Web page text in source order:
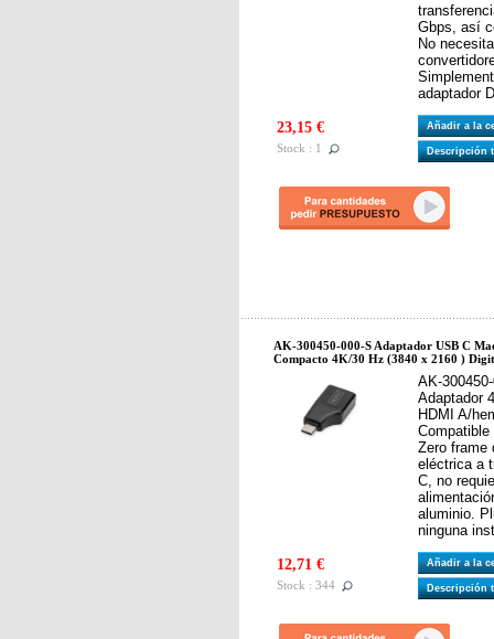
Gbps, así
No
adaptador
23,15 €
Stock : 1
Añadir a la
Descripción
AK-300450-000-S Adaptador USB C
Compacto 4K/30 Hz (3840 x 2160 )
AK-
Adaptador
HDMI A/
Zero frame
eléctrica a
C, no
aluminio.
ninguna
12,71 €
Stock : 344
Añadir a la
Descripción